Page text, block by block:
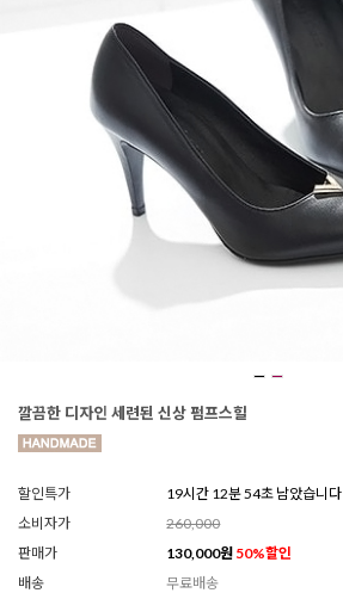
깔끔한 디자인 세련된 신상 펌프스힐
할인특가
19시간 12분 52초 남았습니다
소비자가
260,000
판매가
130,000원 50%할인
배송
무료배송